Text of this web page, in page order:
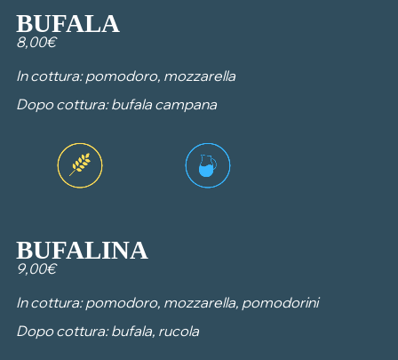
BUFALA
8,00€
In cottura: pomodoro, mozzarella
Dopo cottura: bufala campana
BUFALINA
9,00€
In cottura: pomodoro, mozzarella, pomodorini
Dopo cottura: bufala, rucola